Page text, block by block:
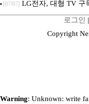
세대 AI 보안 플랫폼 구축
[07/07] LG전자, 대형 TV 구
로그인 |
Copyright
Warning: Unknown: write